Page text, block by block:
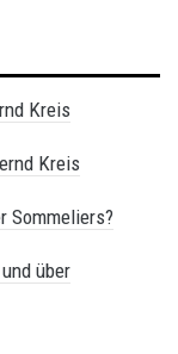
Kreis
Kreis
Sommeliers?
über